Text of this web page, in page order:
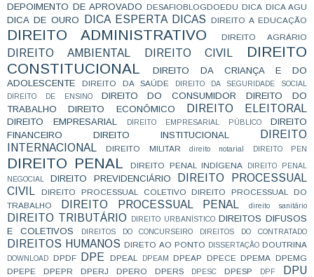
DEPOIMENTO DE APROVADO DESAFIOBLOGDOEDU DICA DICA AGU
DICA DE OURO DICA ESPERTA DICAS DIREITO A EDUCAÇÃO
DIREITO ADMINISTRATIVO DIREITO AGRÁRIO
DIREITO AMBIENTAL DIREITO CIVIL
DIREITO
CONSTITUCIONAL
DIREITO DA CRIANÇA E DO
ADOLESCENTE
DIREITO DA SAÚDE
DIREITO DA SEGURIDADE SOCIAL
DIREITO DE ENSINO
DIREITO DO CONSUMIDOR
DIREITO DO
TRABALHO
DIREITO ECONÔMICO DIREITO ELEITORAL
DIREITO EMPRESARIAL DIREITO EMPRESARIAL PÚBLICO
DIREITO
FINANCEIRO
DIREITO INSTITUCIONAL
DIREITO
INTERNACIONAL
DIREITO MILITAR direito notarial DIREITO PEN
DIREITO PENAL DIREITO PENAL INDÍGENA
DIREITO PENAL
NEGOCIAL
DIREITO PREVIDENCIÁRIO
DIREITO PROCESSUAL
CIVIL
DIREITO PROCESSUAL COLETIVO
DIREITO PROCESSUAL DO
TRABALHO
DIREITO PROCESSUAL PENAL direito sanitário
DIREITO TRIBUTÁRIO DIREITO URBANÍSTICO DIREITOS DIFUSOS
E COLETIVOS
DIREITOS DO CONCURSEIRO DIREITOS DO CONTRATADO
DIREITOS HUMANOS DIRETO AO PONTO DISSERTAÇÃO DOUTRINA
DOWNLOAD DPDF DPE DPEAL DPEAM DPEAP DPECE DPEMA DPEMG
DPEPE
DPEPR DPERJ DPERO DPERS DPESC DPESP DPF DPU